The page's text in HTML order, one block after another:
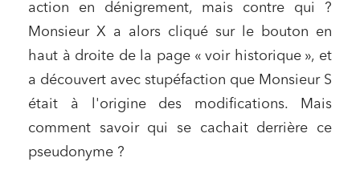
action en dénigrement, mais contre qui ?
Monsieur X a alors cliqué sur le bouton en
haut à droite de la page « voir historique », et
a découvert avec stupéfaction que Monsieur S
était à l'origine des modifications. Mais
comment savoir qui se cachait derrière ce
pseudonyme ?